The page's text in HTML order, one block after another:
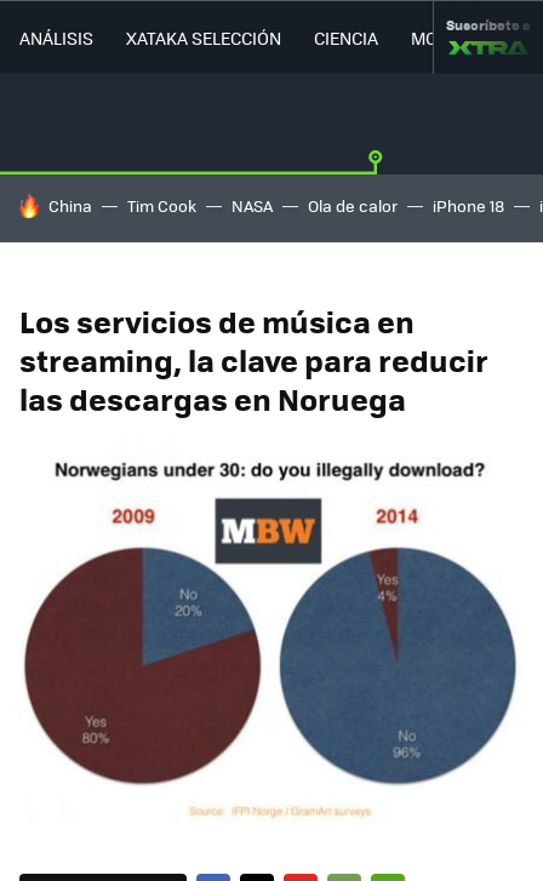
ANÁLISIS XATAKA SELECCIÓN CIENCIA MOVILIDAD
Suscríbete a
HOY SE HABLA DE
China Tim Cook NASA Ola de calor iPhone 18
Los servicios de música en
streaming, la clave para reducir
las descargas en Noruega